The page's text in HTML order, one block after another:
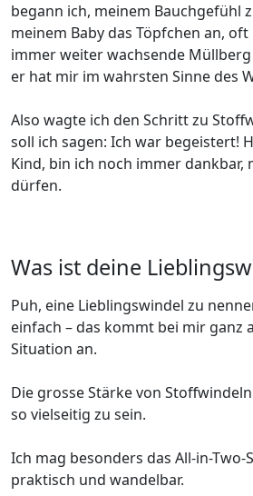
begann ich, meinem Bauchgefühl
meinem Baby das Töpfchen an,
immer weiter wachsende
er hat mir im wahrsten Sinne des
Also wagte ich den Schritt zu
soll ich sagen: Ich war begeistert!
Kind, bin ich noch immer dankbar,
dürfen.
Was ist deine
Puh, eine Lieblingswindel zu
einfach – das kommt bei mir ganz
Situation an.
Die grosse Stärke von
so vielseitig zu sein.
Ich mag besonders das All-in-Two-
praktisch und wandelbar.